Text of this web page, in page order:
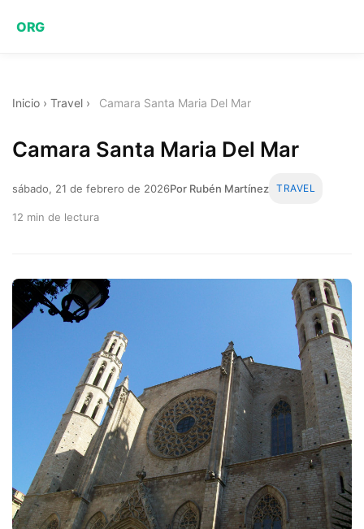
ORG
Inicio › Travel › Camara Santa Maria Del Mar
Camara Santa Maria Del Mar
sábado, 21 de febrero de 2026Por Rubén Martínez TRAVEL
12 min de lectura